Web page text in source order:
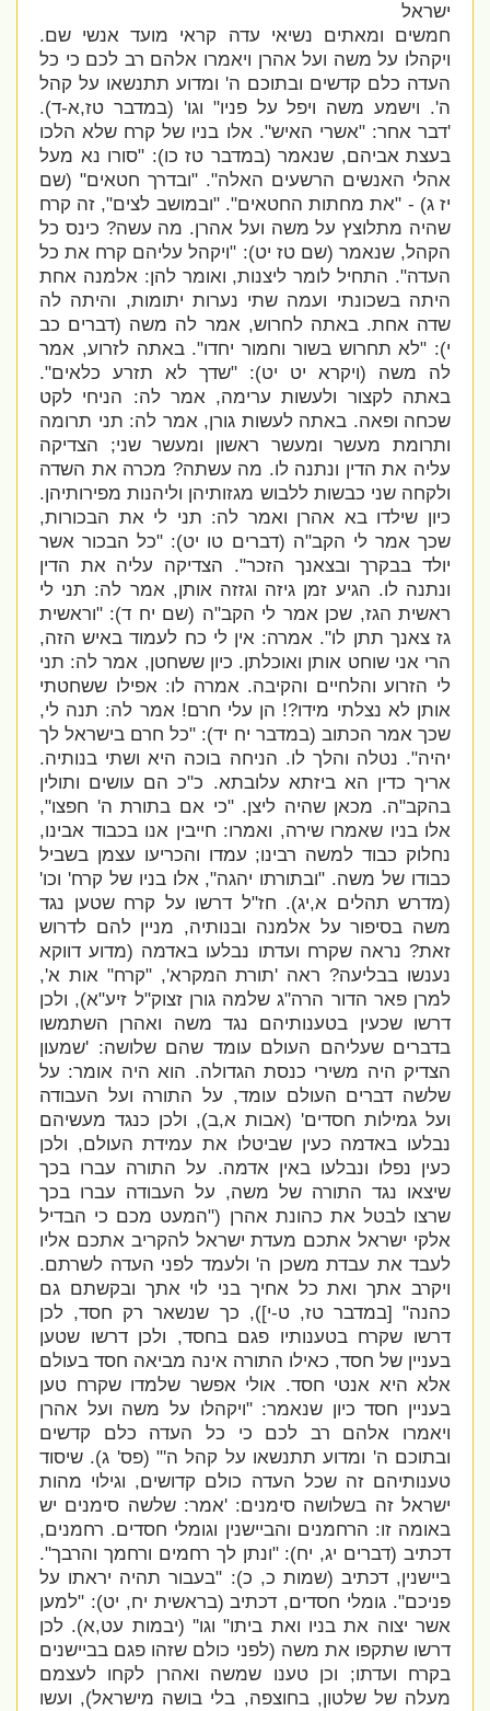
ישראל
חמשים ומאתים נשיאי עדה קראי מועד אנשי שם.
ויקהלו על משה ועל אהרן ויאמרו אלהם רב לכם כי כל
העדה כלם קדשים ובתוכם ה' ומדוע תתנשאו על קהל
ה'.וישמע משה ויפל על פניו" וגו' (במדבר טז,א-ד).
'דבר אחר: "אשרי האיש". אלו בניו של קרח שלא הלכו
בעצת אביהם, שנאמר (במדבר טז כו): "סורו נא מעל
אהלי האנשים הרשעים האלה". "ובדרך חטאים" (שם
יז ג) - "את מחתות החטאים". "ובמושב לצים", זה קרח
שהיה מתלוצץ על משה ועל אהרן. מה עשה? כינס כל
הקהל, שנאמר (שם טז יט): "ויקהל עליהם קרח את כל
העדה". התחיל לומר ליצנות, ואומר להן: אלמנה אחת
היתה בשכונתי ועמה שתי נערות יתומות, והיתה לה
שדהאחת. באתה לחרוש, אמר לה משה (דברים כב
י): "לא תחרוש בשור וחמור יחדו". באתה לזרוע, אמר
לה משה (ויקרא יט יט): "שדך לא תזרע כלאים".
באתה לקצור ולעשות ערימה, אמר לה: הניחי לקט
שכחה ופאה. באתה לעשות גורן, אמר לה: תני תרומה
ותרומת מעשר ומעשר ראשון ומעשר שני; הצדיקה
עליה את הדין ונתנה לו.מה עשתה? מכרה את השדה
ולקחה שני כבשות ללבוש מגזותיהן וליהנות מפירותיהן.
כיון שילדו בא אהרן ואמר לה: תני לי את הבכורות,
שכך אמר לי הקב"ה (דברים טו יט): "כל הבכור אשר
יולד בבקרך ובצאנך הזכר". הצדיקה עליה את הדין
ונתנה לו. הגיע זמן גיזה וגזזה אותן, אמר לה: תני לי
ראשית הגז, שכן אמר לי הקב"ה (שם יח ד): "וראשית
גז צאנך תתן לו". אמרה: אין לי כח לעמוד באיש הזה,
הרי אני שוחטאותן ואוכלתן. כיון ששחטן, אמר לה: תני
לי הזרוע והלחיים והקיבה. אמרה לו: אפילו ששחטתי
אותן לא נצלתי מידו?! הן עלי חרם! אמר לה: תנה לי,
שכך אמר הכתוב (במדבר יח יד): "כל חרם בישראל לך
יהיה". נטלה והלך לו. הניחה בוכה היא ושתי בנותיה.
אריך כדין הא ביזתא עלובתא. כ"כ הם עושים ותולין
בהקב"ה. מכאן שהיה ליצן. "כי אם בתורת ה' חפצו",
אלו בניו שאמרו שירה, ואמרו: חייבין אנו בכבוד אבינו,
נחלוק כבוד למשה רבינו; עמדו והכריעו עצמן בשביל
כבודו של משה. "ובתורתו יהגה", אלו בניו של קרח' וכו'
(מדרש תהלים א,יג). חז"ל דרשו על קרח שטען נגד
משה בסיפור על אלמנה ובנותיה, מניין להם לדרוש
זאת? נראה שקרח ועדתו נבלעו באדמה (מדוע דווקא
נענשו בבליעה? ראה 'תורת המקרא', "קרח" אות א',
למרן פאר הדור הרה"ג שלמה גורן זצוק"ל זיע"א), ולכן
דרשו שכעין בטענותיהם נגד משה ואהרן השתמשו
בדברים שעליהם העולם עומד שהם שלושה: 'שמעון
הצדיק היה משירי כנסת הגדולה. הוא היה אומר: על
שלשה דברים העולם עומד, על התורה ועל העבודה
ועל גמילות חסדים' (אבות א,ב), ולכן כנגד מעשיהם
נבלעו באדמה כעין שביטלו את עמידת העולם, ולכן
כעין נפלו ונבלעו באין אדמה. על התורה עברו בכך
שיצאו נגד התורה של משה, על העבודה עברו בכך
שרצו לבטל את כהונת אהרן (" המעט מכם כי הבדיל
אלקי ישראל אתכם מעדת ישראל להקריב אתכם אליו
לעבד את עבדת משכן ה' ולעמד לפני העדה לשרתם.
ויקרב אתך ואת כל אחיך בני לוי אתך ובקשתם גם
כהנה" [במדבר טז, ט-י]), כך שנשאר רק חסד, לכן
דרשו שקרח בטענותיו פגם בחסד, ולכן דרשו שטען
בעניין של חסד, כאילו התורה אינה מביאה חסד בעולם
אלא היא אנטי חסד. אולי אפשר שלמדו שקרח טען
בעניין חסד כיון שנאמר: " ויקהלו על משה ועל אהרן
ויאמרו אלהם רב לכם כי כל העדה כלם קדשים
ובתוכם ה' ומדוע תתנשאו על קהל ה'" (פס' ג). שיסוד
טענותיהם זה שכל העדה כולם קדושים, וגילוי מהות
ישראל זה בשלושה סימנים: 'אמר: שלשה סימנים יש
באומה זו: הרחמנים והביישנין וגומלי חסדים. רחמנים,
דכתיב (דברים יג, יח): "ונתן לך רחמים ורחמך והרבך".
ביישנין, דכתיב (שמות כ, כ): "בעבור תהיה יראתו על
פניכם". גומלי חסדים, דכתיב (בראשית יח, יט): "למען
אשר יצוה את בניו ואת ביתו" וגו'' (יבמות עט,א). לכן
דרשו שתקפו את משה (לפני כולם שזהו פגם בביישנים
בקרח ועדתו; וכן טענו שמשה ואהרן לקחו לעצמם
מעלה של שלטון, בחוצפה, בלי בושה מישראל), ועשו